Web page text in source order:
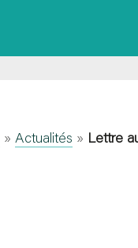
» Actualités » Lettre